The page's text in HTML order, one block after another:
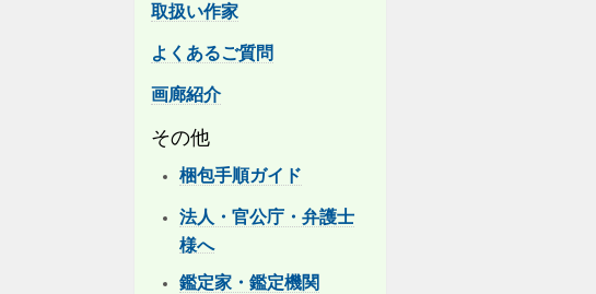
取扱い作家
よくあるご質問
画廊紹介
その他
梱包手順ガイド
法人・官公庁・弁護士
様へ
鑑定家・鑑定機関